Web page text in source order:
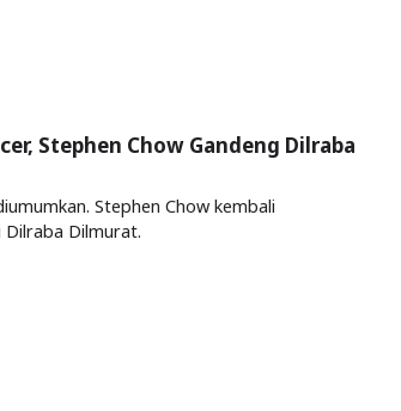
Stephen Chow Gandeng Dilraba
Stephen Chow kembali
Dilmurat.